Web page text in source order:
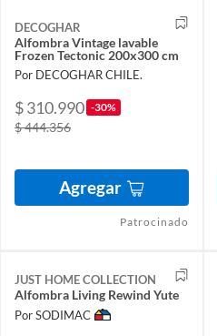
DECOGHAR
Alfombra Vintage lavable
Frozen Tectonic 200x300 cm
Por DECOGHAR CHILE.
$ 310.990 -30%
$ 444.356
Agregar
Patrocinado
JUST HOME COLLECTION
Alfombra Living Rewind Yute
Por SODIMAC